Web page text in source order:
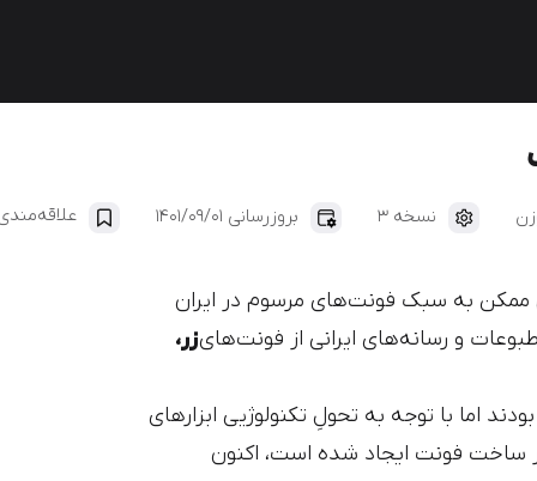
نسخه 3 بروزرسانی 1401/09/01
به سبک فونت‌های مرسوم در ایران
و رسانه‌های ایرانی از فونت‌هایزر،
اما با توجه به تحولِ تکنولوژیی ابزارهای
ساخت فونت ایجاد شده است، اکنون